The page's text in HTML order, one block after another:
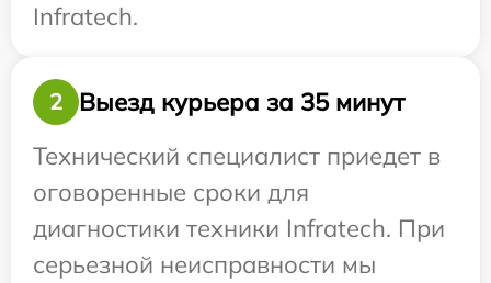
Infratech.
2
Выезд курьера за 35 минут
Технический специалист приедет в
оговоренные сроки для
диагностики техники Infratech. При
серьезной неисправности мы